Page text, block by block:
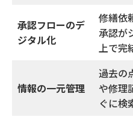
承認フローのデ
ジタル化
修繕依
承認が
上で完
情報の一元管理
過去の
や修理
ぐに検